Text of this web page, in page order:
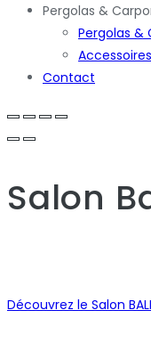
Pergolas &
Pergolas &
Contact
Salon
Découvrez le Salon